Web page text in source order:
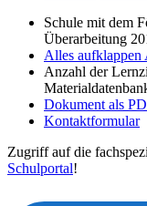
Schule mit dem
Überarbeitung
Alles aufklappen
Anzahl der
Dokument als
Kontaktformular
Zugriff auf die
Schulportal!